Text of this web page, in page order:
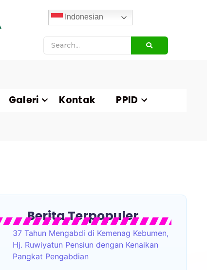
Indonesian
Galeri Kontak PPID
Berita Terpopuler
37 Tahun Mengabdi di Kemenag Kebumen,
Hj. Ruwiyatun Pensiun dengan Kenaikan
Pangkat Pengabdian